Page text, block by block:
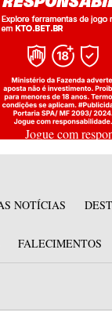
Jogue com
NOTÍCIAS
FALECIMENTOS